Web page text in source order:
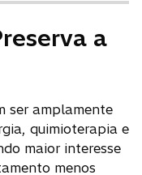
a
ser amplamente
quimioterapia e
maior interesse
menos